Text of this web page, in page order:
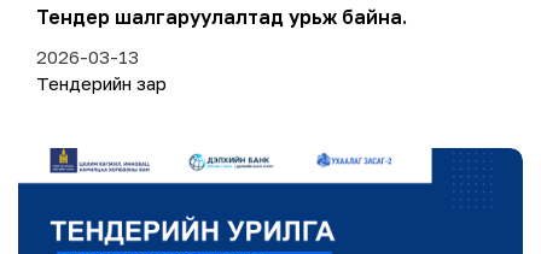
Тендер шалгаруулалтад урьж байна.
2026-03-13
Тендерийн зар